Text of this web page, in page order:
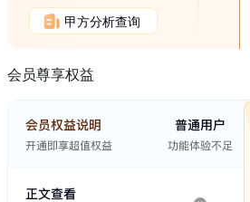
甲方分析查询
会员尊享权益